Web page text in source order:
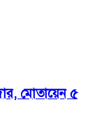
মোতায়েন ৫